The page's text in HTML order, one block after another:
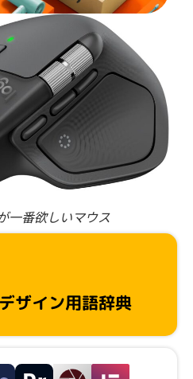
一番欲しいマウス
ザイン用語辞典